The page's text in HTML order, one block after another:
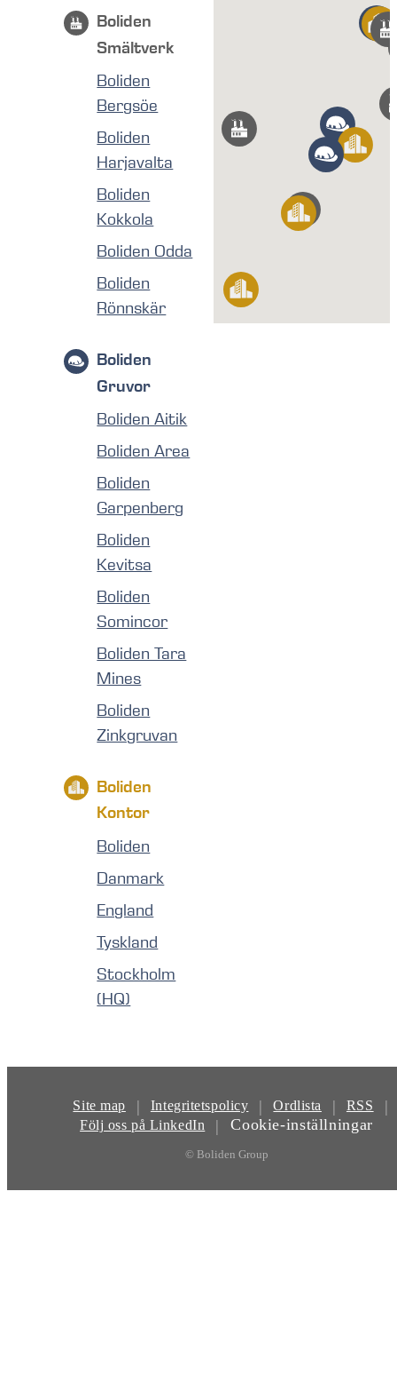
Boliden
Smältverk
Boliden
Bergsöe
Boliden
Harjavalta
Boliden
Kokkola
Boliden Odda
Boliden
Rönnskär
Boliden
Gruvor
Boliden Aitik
Boliden Area
Boliden
Garpenberg
Boliden
Kevitsa
Boliden
Somincor
Boliden Tara
Mines
Boliden
Zinkgruvan
Boliden
Kontor
Boliden
Danmark
England
Tyskland
Stockholm
(HQ)
Site map | Integritetspolicy | Ordlista | RSS |
Följ oss på LinkedIn | Cookie-inställningar
© Boliden Group